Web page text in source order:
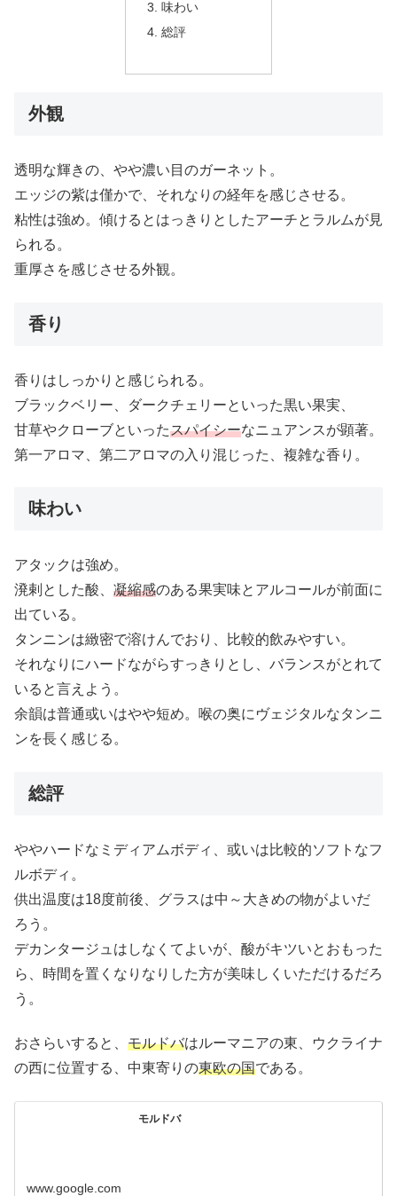
味わい
総評
外観
透明な輝きの、やや濃い目のガーネット。
エッジの紫は僅かで、それなりの経年を感じさせる。
粘性は強め。傾けるとはっきりとしたアーチとラルムが見
られる。
重厚さを感じさせる外観。
香り
香りはしっかりと感じられる。
ブラックベリー、ダークチェリーといった黒い果実、
甘草やクローブといったスパイシーなニュアンスが顕著。
第一アロマ、第二アロマの入り混じった、複雑な香り。
味わい
アタックは強め。
溌剌とした酸、 凝縮感のある果実味とアルコールが前面に
出ている。
タンニンは緻密で溶けんでおり、比較的飲みやすい。
それなりにハードながらすっきりとし、バランスがとれて
いると言えよう。
余韻は普通或いはやや短め。喉の奥にヴェジタルなタンニ
ンを長く感じる。
総評
ややハードなミディアムボディ、或いは比較的ソフトなフ
ルボディ。
供出温度は18度前後、グラスは中～大きめの物がよいだ
ろう。
デカンタージュはしなくてよいが、酸がキツいとおもった
ら、時間を置くなりなりした方が美味しくいただけるだろ
う。
おさらいすると、 モルドバはルーマニアの東、ウクライナ
の西に位置する、中東寄りの東欧の国である。
モルドバ
www.google.com